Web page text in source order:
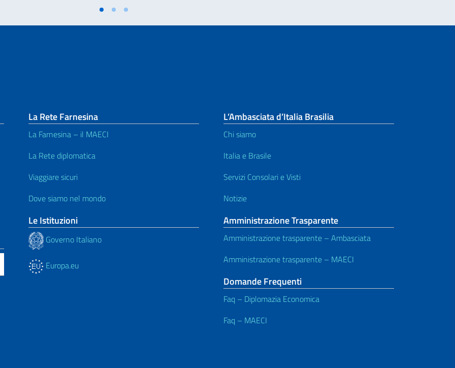
La Rete Farnesina
La Farnesina – il MAECI
La Rete diplomatica
Viaggiare sicuri
Dove siamo nel mondo
Le Istituzioni
Governo Italiano
Europa.eu
L’Ambasciata d’Italia Brasilia
Chi siamo
Italia e Brasile
Servizi Consolari e Visti
Notizie
Amministrazione Trasparente
Amministrazione trasparente – Ambasciata
Amministrazione trasparente – MAECI
Domande Frequenti
Faq – Diplomazia Economica
Faq – MAECI